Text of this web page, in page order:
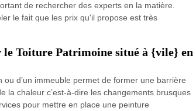
de rechercher des experts en la matière.
le fait que les prix qu'il propose est très
Toiture Patrimoine situé à {vile} en
d’un immeuble permet de former une barrière
la chaleur c’est-à-dire les changements brusques
pour mettre en place une peinture